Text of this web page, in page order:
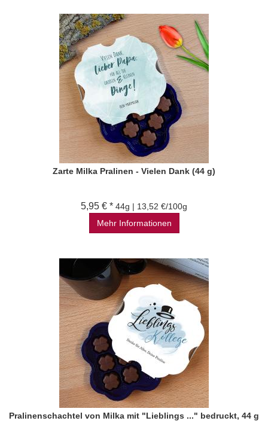
Zarte Milka Pralinen - Vielen Dank (44 g)
5,95 € * 44g | 13,52 €/100g
Mehr Informationen
Pralinenschachtel von Milka mit "Lieblings ..." bedruckt, 44 g